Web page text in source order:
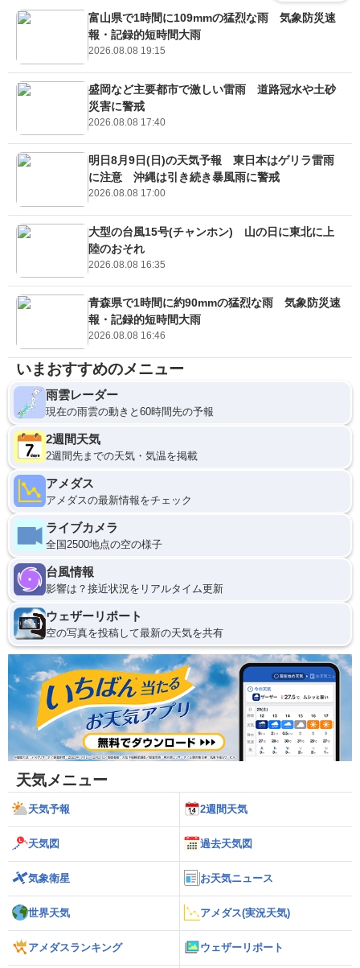
富山県で1時間に109mmの猛烈な雨 気象防災速
報・記録的短時間大雨
2026.08.08 19:15
盛岡など主要都市で激しい雷雨 道路冠水や土砂
災害に警戒
2026.08.08 17:40
明日8月9日(日)の天気予報 東日本はゲリラ雷雨
に注意 沖縄は引き続き暴風雨に警戒
2026.08.08 17:00
大型の台風15号(チャンホン) 山の日に東北に上
陸のおそれ
2026.08.08 16:35
青森県で1時間に約90mmの猛烈な雨 気象防災速
報・記録的短時間大雨
2026.08.08 16:46
いまおすすめのメニュー
雨雲レーダー
現在の雨雲の動きと60時間先の予報
2週間天気
2週間先までの天気・気温を掲載
アメダス
アメダスの最新情報をチェック
ライブカメラ
全国2500地点の空の様子
台風情報
影響は？接近状況をリアルタイム更新
ウェザーリポート
空の写真を投稿して最新の天気を共有
天気メニュー
天気予報 2週間天気
天気図 過去天気図
気象衛星 お天気ニュース
世界天気 アメダス(実況天気)
アメダスランキング ウェザーリポート